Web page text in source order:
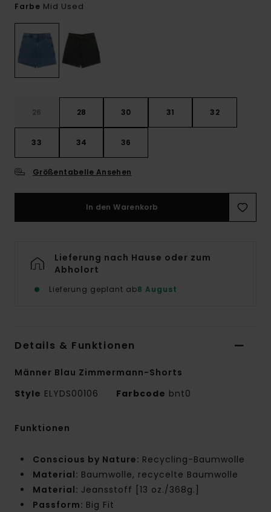
Farbe Mid Used
26 28 30 31 32
33 34 36
Größentabelle Ansehen
In den Warenkorb
Lieferung nach Hause oder zum
Abholort
Lieferung geplant ab8 August
Details & Funktionen
Männer Blau Zimmermann-Shorts
Style ELYDS00106 Farbcode bnt0
Funktionen
Conscious by Nature: Recycling-Baumwolle
Material: Baumwolle, recycelte Baumwolle
Material: Jeansstoff [13 oz./368g.]
Passform: Big Fit